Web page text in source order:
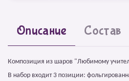
Описание Состав
Композиция из шаров "Любимому
В набор входит 3 позиции: